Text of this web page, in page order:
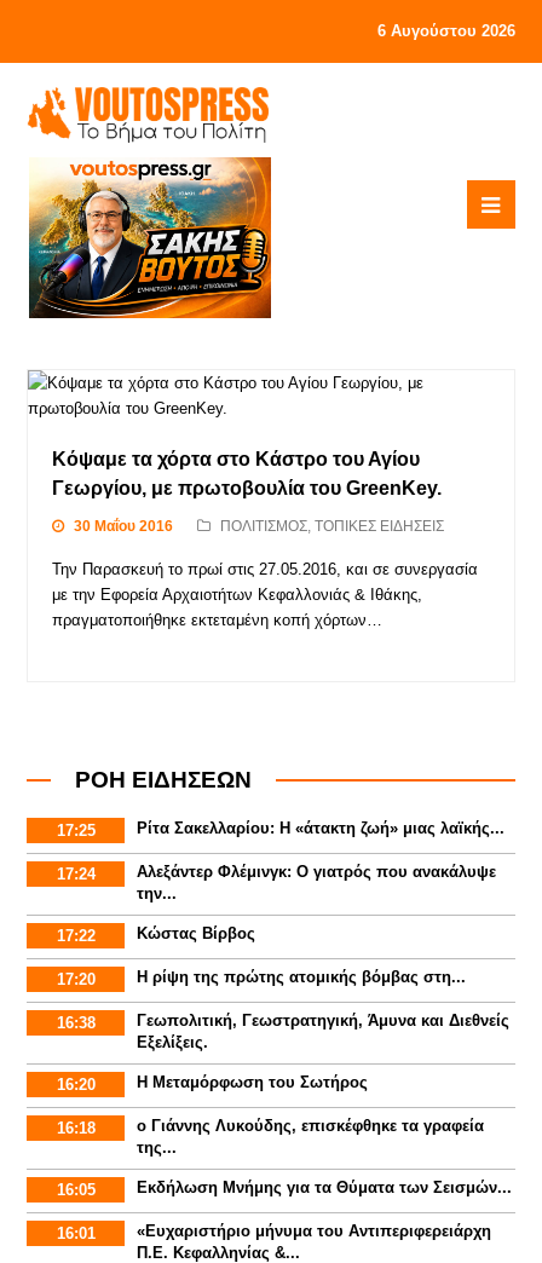
6 Αυγούστου 2026
Κόψαμε τα χόρτα στο Κάστρο του Αγίου
Γεωργίου, με πρωτοβουλία του GreenKey.
30 Μαΐου 2016 ΠΟΛΙΤΙΣΜΟΣ,ΤΟΠΙΚΕΣ ΕΙΔΗΣΕΙΣ
Την Παρασκευή το πρωί στις 27.05.2016, και σε συνεργασία
με την Εφορεία Αρχαιοτήτων Κεφαλλονιάς & Ιθάκης,
πραγματοποιήθηκε εκτεταμένη κοπή χόρτων…
ΡΟΗ ΕΙΔΗΣΕΩΝ
17:25 Ρίτα Σακελλαρίου: Η «άτακτη ζωή» μιας λαϊκής...
17:24
Αλεξάντερ Φλέμινγκ: Ο γιατρός που ανακάλυψε
την...
17:22 Κώστας Βίρβος
17:20 Η ρίψη της πρώτης ατομικής βόμβας στη...
16:38
Γεωπολιτική, Γεωστρατηγική, Άμυνα και Διεθνείς
Εξελίξεις.
16:20 Η Μεταμόρφωση του Σωτήρος
16:18
ο Γιάννης Λυκούδης, επισκέφθηκε τα γραφεία
της...
16:05 Εκδήλωση Μνήμης για τα Θύματα των Σεισμών...
16:01
«Ευχαριστήριο μήνυμα του Αντιπεριφερειάρχη
Π.Ε. Κεφαλληνίας &...